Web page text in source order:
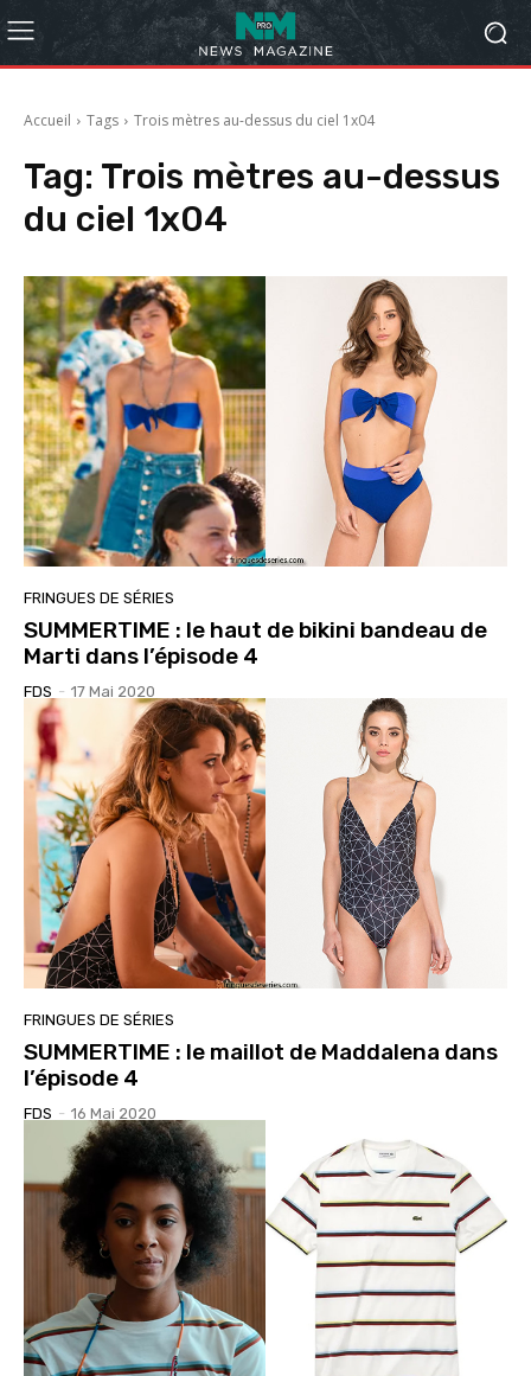
Accueil Tags Trois mètres au-dessus du ciel 1x04
Tag: Trois mètres au-dessus
du ciel 1x04
FRINGUES DE SÉRIES
SUMMERTIME : le haut de bikini bandeau de
Marti dans l’épisode 4
FDS - 17 Mai 2020
FRINGUES DE SÉRIES
SUMMERTIME : le maillot de Maddalena dans
l’épisode 4
FDS - 16 Mai 2020